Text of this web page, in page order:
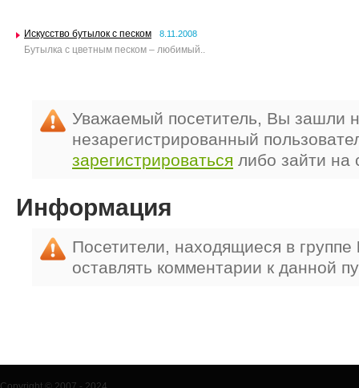
Искусство бутылок с песком 8.11.2008
Бутылка с цветным песком – любимый..
Уважаемый посетитель, Вы зашли
незарегистрированный
зарегистрироваться либо зайти на
Информация
Посетители, находящиеся в группе
оставлять комментарии к данной